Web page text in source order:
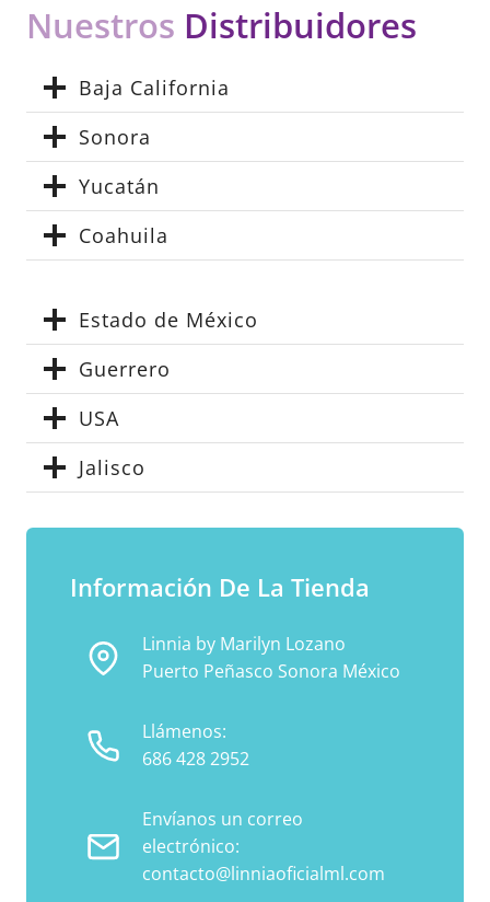
Nuestros Distribuidores
Baja California
Sonora
Yucatán
Coahuila
Estado de México
Guerrero
USA
Jalisco
Información De La Tienda
Linnia by Marilyn Lozano
Puerto Peñasco Sonora México
Llámenos:
686 428 2952
Envíanos un correo
electrónico:
contacto@linniaoficialml.com